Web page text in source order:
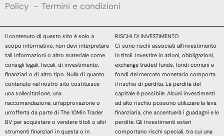
Policy – Termini e condizioni
Il contenuto di questo sito è solo a
scopo informativo, non devi interpretare
tali informazioni o altro materiale come
consigli legali, fiscali, di investimento,
finanziari o di altro tipo. Nulla di quanto
contenuto nel nostro sito costituisce
una sollecitazione, una
raccomandazione, un’approvazione o
un’offerta da parte di The 10Min Trader
BV per acquistare o vendere titoli o altri
strumenti finanziari in questa o in
RISCHI DI INVESTIMENTO
Ci sono rischi associati all’investimento
in titoli. Investire in azioni, obbligazioni,
exchange traded funds, fondi comuni e
fondi del mercato monetario comporta
il rischio di perdita. La perdita del
capitale è possibile. Alcuni investimenti
ad alto rischio possono utilizzare la leva
finanziaria, che accentuerà i guadagni e le
perdite. Gli investimenti esteri
comportano rischi speciali, tra cui una